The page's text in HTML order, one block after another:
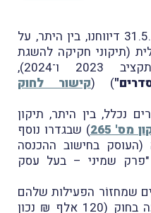
במבזק מס' 2026 מיום 31.5.2023 דיווחנו, בין היתר, על
(תיקוני חקיקה להשגת
יעדי התקציב לשנות התקציב 2023 ו־2024),
) (קישור לחוק
נכלל, בין היתר, תיקון
מס' 265
) שבגדרו נוסף
בחישוב ההכנסה
"פרק שמיני – בעל עסק
שמחזוֹר הפעילות שלהם
אינו עולה על התקרה שנקבעה בחוק (120 אלף ₪ נכון